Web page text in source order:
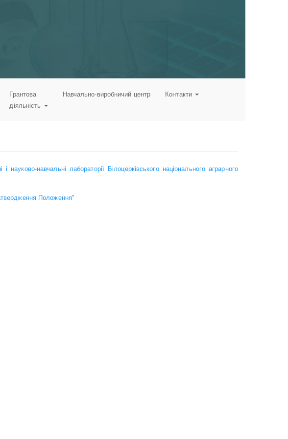
Грантова
діяльність
Навчально-виробничий центр Контакти
навчальні лабораторії Білоцерківського національного аграрного
Положення"